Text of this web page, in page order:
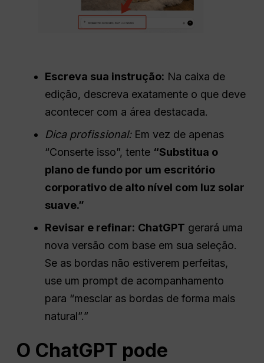
Escreva sua instrução: Na caixa de
edição, descreva exatamente o que deve
acontecer com a área destacada.
Dica profissional:Em vez de apenas
“Conserte isso”, tente “Substitua o
plano de fundo por um escritório
corporativo de alto nível com luz solar
suave.”
Revisar e refinar: ChatGPT gerará uma
nova versão com base em sua seleção.
Se as bordas não estiverem perfeitas,
use um prompt de acompanhamento
para “mesclar as bordas de forma mais
natural”.”
O ChatGPT pode